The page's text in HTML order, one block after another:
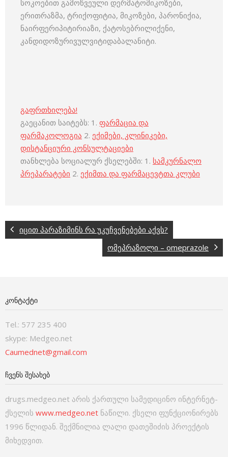
სოკოებით გამოწვეული დერმატომიკოზები,
ერითრაზმა, ტრიქოფიტია, მიკოზები, პარონიქია,
ნაირფერიპიტირიაზი, ქატოსებრილიქენი,
კანდიდოზურივულვიტიდაბალანიტი.
გაფრთხილება!
გაეცანით საიტებს: 1. ფარმაცია და
ფარმაკოლოგია 2. ექიმები, კლინიკები,
დისტანციური კონსულტაციები
თანხლება სოციალურ ქსელებში: 1. სამკურნალო
პრეპარატები 2. ექიმთა და ფარმაცევტთა კლუბი
იცით პარაზიმინს რა უკუჩვენებები აქვს?
ომეპრაზოლი – omeprazole
ᲙᲝᲜᲢᲐᲥᲢᲘ
Tel.: 577 235 400
skype: Medgeo.net
Caumednet@gmail.com
ᲩᲕᲔᲜᲡ ᲨᲔᲡᲐᲮᲔᲑ
drugs.medgeo.net არის ქართული სამედიცინო ინტერნეტ-
ქსელის www.medgeo.net ნაწილი. ქსელი ფუნქციონირებს
1996 წლიდან. შექმნილია ლალი დათეშიძის პროექტის
მიხედვით.